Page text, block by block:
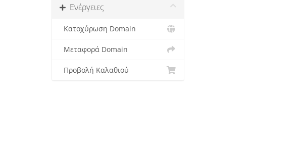
Ενέργειες
Κατοχύρωση Domain
Μεταφορά Domain
Προβολή Καλαθιού